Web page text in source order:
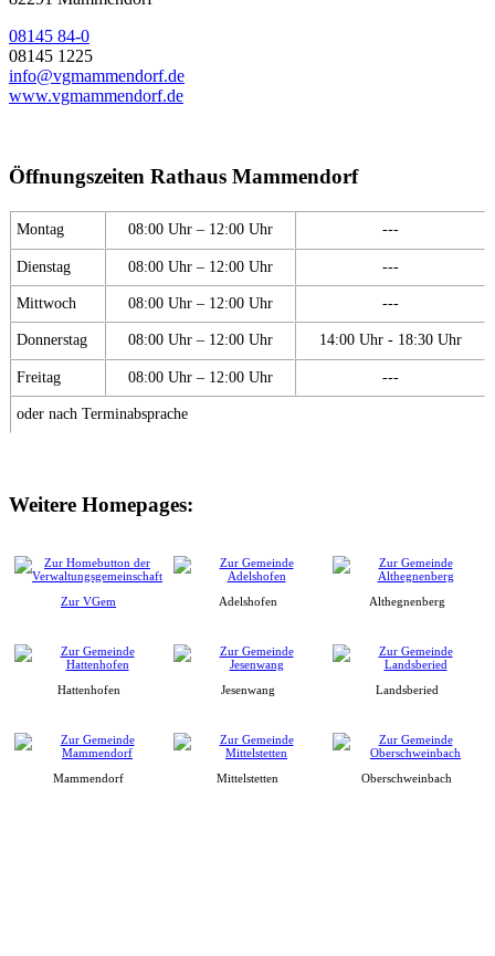
08145 84-0
08145 1225
info@vgmammendorf.de
www.vgmammendorf.de
Öffnungszeiten Rathaus Mammendorf
Montag 08:00 Uhr – 12:00 Uhr ---
Dienstag 08:00 Uhr – 12:00 Uhr ---
Mittwoch 08:00 Uhr – 12:00 Uhr ---
Donnerstag 08:00 Uhr – 12:00 Uhr 14:00 Uhr - 18:30 Uhr
Freitag 08:00 Uhr – 12:00 Uhr ---
oder nach Terminabsprache
Weitere Homepages:
Zur VGem Adelshofen Althegnenberg
Hattenhofen Jesenwang Landsberied
Mammendorf Mittelstetten Oberschweinbach